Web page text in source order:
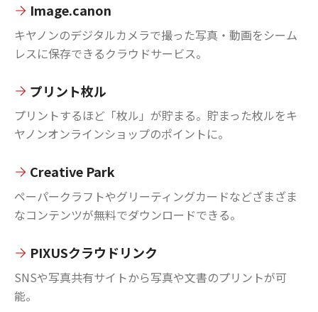
Image.canon
キヤノンのデジタルカメラで撮った写真・動画をシーム
レスに保存できるクラウドサービス。
プリント枚ル
プリントするほど「枚ル」が貯まる。貯まった枚ルをキ
ヤノンオンラインショップのポイントに。
Creative Park
ペーパークラフトやグリーティングカードなどざまざま
なコンテンツが無料でダウンロードできる。
PIXUSクラウドリンク
SNSや写真共有サイトから写真や文書のプリントが可
能。